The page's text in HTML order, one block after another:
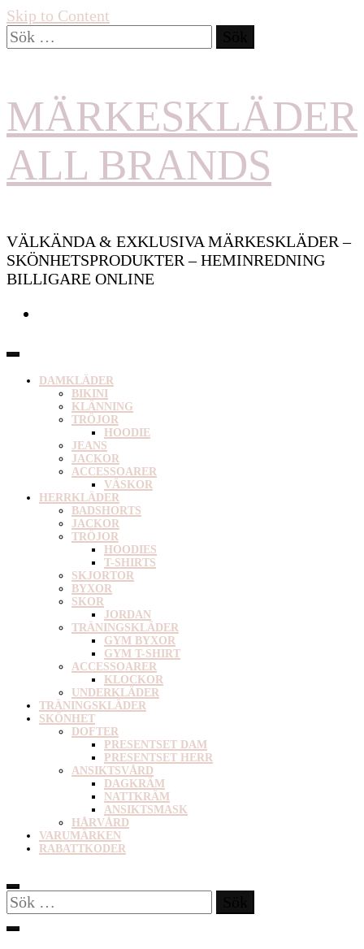
Skip to Content
Sök
efter:
MÄRKESKLÄDER
ALL BRANDS
VÄLKÄNDA & EXKLUSIVA MÄRKESKLÄDER –
SKÖNHETSPRODUKTER – HEMINREDNING
BILLIGARE ONLINE
DAMKLÄDER
BIKINI
KLÄNNING
TRÖJOR
HOODIE
JEANS
JACKOR
ACCESSOARER
VÄSKOR
HERRKLÄDER
BADSHORTS
JACKOR
TRÖJOR
HOODIES
T-SHIRTS
SKJORTOR
BYXOR
SKOR
JORDAN
TRÄNINGSKLÄDER
GYM BYXOR
GYM T-SHIRT
ACCESSOARER
KLOCKOR
UNDERKLÄDER
TRÄNINGSKLÄDER
SKÖNHET
DOFTER
PRESENTSET DAM
PRESENTSET HERR
ANSIKTSVÅRD
DAGKRÄM
NATTKRÄM
ANSIKTSMASK
HÅRVÅRD
VARUMÄRKEN
RABATTKODER
Sök
efter: